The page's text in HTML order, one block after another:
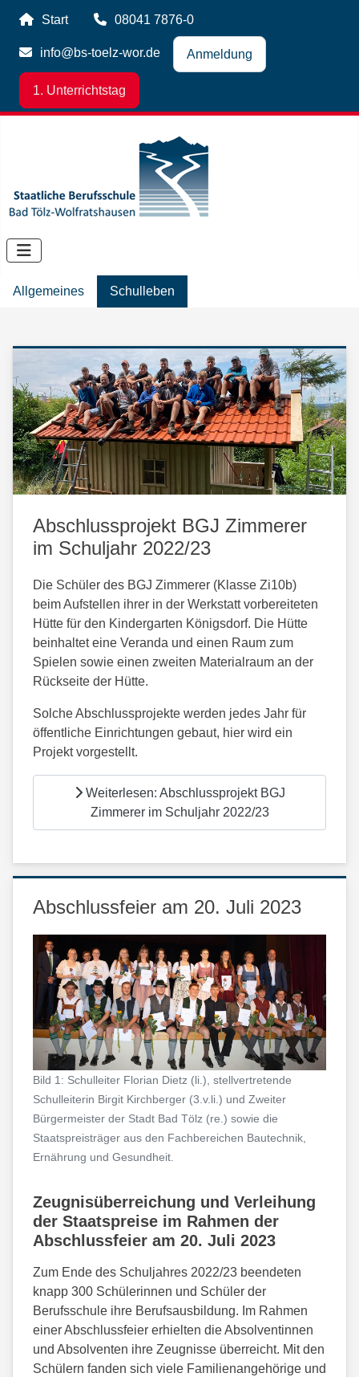
Start 08041 7876-0
info@bs-toelz-wor.de Anmeldung
1. Unterrichtstag
Allgemeines Schulleben
Abschlussprojekt BGJ Zimmerer
im Schuljahr 2022/23
Die Schüler des BGJ Zimmerer (Klasse Zi10b)
beim Aufstellen ihrer in der Werkstatt vorbereiteten
Hütte für den Kindergarten Königsdorf. Die Hütte
beinhaltet eine Veranda und einen Raum zum
Spielen sowie einen zweiten Materialraum an der
Rückseite der Hütte.
Solche Abschlussprojekte werden jedes Jahr für
öffentliche Einrichtungen gebaut, hier wird ein
Projekt vorgestellt.
Weiterlesen: Abschlussprojekt BGJ
Zimmerer im Schuljahr 2022/23
Abschlussfeier am 20. Juli 2023
Bild 1: Schulleiter Florian Dietz (li.), stellvertretende
Schulleiterin Birgit Kirchberger (3.v.li.) und Zweiter
Bürgermeister der Stadt Bad Tölz (re.) sowie die
Staatspreisträger aus den Fachbereichen Bautechnik,
Ernährung und Gesundheit.
Zeugnisüberreichung und Verleihung
der Staatspreise im Rahmen der
Abschlussfeier am 20. Juli 2023
Zum Ende des Schuljahres 2022/23 beendeten
knapp 300 Schülerinnen und Schüler der
Berufsschule ihre Berufsausbildung. Im Rahmen
einer Abschlussfeier erhielten die Absolventinnen
und Absolventen ihre Zeugnisse überreicht. Mit den
Schülern fanden sich viele Familienangehörige und